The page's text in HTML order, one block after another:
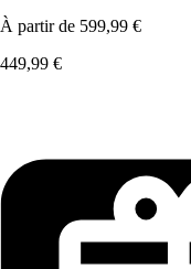
À partir de 599,99 €
449,99 €